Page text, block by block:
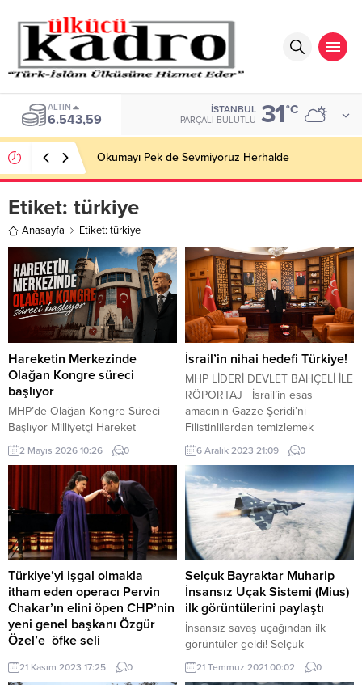
ALTIN
6.543,59
İSTANBUL
PARÇALI BULUTLU 31°C
Okumayı Pek de Sevmiyoruz Herhalde
Etiket: türkiye
Anasayfa Etiket: türkiye
Hareketin Merkezinde
Olağan Kongre süreci
başlıyor
MHP’de Olağan Kongre Süreci
Başlıyor Milliyetçi Hareket
Partisi’nde (MHP) olağan kongre
süreci için takvim netleşti. Parti
yönetimi tarafından alınan karar
doğrultusunda, teşkilat kongreleri
Mayıs ayında başlatılacak. İlçe ve
İl Kongreleri Başlıyor MHP Genel
Başkan Yardımcısı Semih Yalçın
tarafından yapılan açıklamada, 27
Nisan 2026 tarihinde
gerçekleştirilen Merkez Yönetim
Kurulu toplantısında kongre...
2 Mayıs 2026 10:26 0
İsrail’in nihai hedefi Türkiye!
MHP LİDERİ DEVLET BAHÇELİ İLE
RÖPORTAJ İsrail’in esas
amacının Gazze Şeridi’ni
Filistinlilerden temizlemek
olduğunu belirten MHP Lideri
Bahçeli, “Kurulması hedeflenen
büyük İsrail devleti projesine
göre Nil’den Fırat’a kadar sözde
vaat edilmiş topraklara sahip
olmak istiyorlar. Bu hedefin nihai
aşaması da Türkiye’dir” dedi.
İsrail’in esas amacının Gazze
Şeridi’ni Filistinlilerden
temizlemek...
6 Aralık 2023 21:09 0
Türkiye’yi işgal olmakla
itham eden operacı Pervin
Chakar’ın elini öpen CHP’nin
yeni genel başkanı Özgür
Özel’e öfke seli
Türkiye’yi işgal olmakla itham
eden operacı Pervin Chakar’ın
21 Kasım 2023 17:25 0
Selçuk Bayraktar Muharip
İnsansız Uçak Sistemi (Mius)
ilk görüntülerini paylaştı
İnsansız savaş uçağından ilk
görüntüler geldi! Selçuk
Bayraktar, ilk uçuş için tarih verdi.
Baykar, Muharip İnsansız Uçak
21 Temmuz 2021 00:02 0